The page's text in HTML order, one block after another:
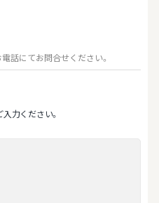
話にてお問合せください。
⼒ください。